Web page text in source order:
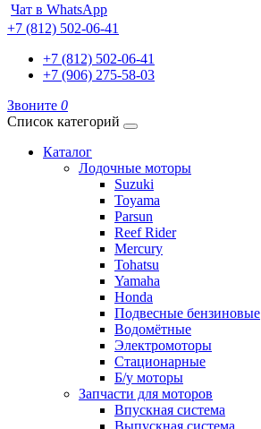
Чат в WhatsApp
+7 (812) 502-06-41
+7 (812) 502-06-41
+7 (906) 275-58-03
Звоните 0
Список категорий
Каталог
Лодочные моторы
Suzuki
Toyama
Parsun
Reef Rider
Mercury
Tohatsu
Yamaha
Honda
Подвесные бензиновые
Водомётные
Электромоторы
Стационарные
Б/у моторы
Запчасти для моторов
Впускная система
Выпускная система